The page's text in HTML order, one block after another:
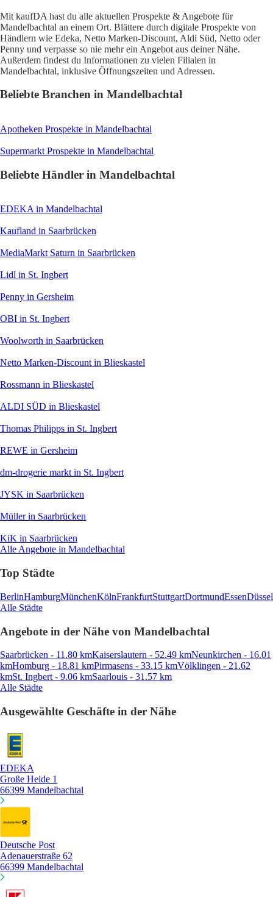
Mit kaufDA hast du alle aktuellen Prospekte & Angebote für
Mandelbachtal an einem Ort. Blättere durch digitale Prospekte von
Händlern wie Edeka, Netto Marken-Discount, Aldi Süd, Netto oder
Penny und verpasse so nie mehr ein Angebot aus deiner Nähe.
Außerdem findest du Informationen zu vielen Filialen in
Mandelbachtal, inklusive Öffnungszeiten und Adressen.
Beliebte Branchen in Mandelbachtal
Apotheken Prospekte in Mandelbachtal
Supermarkt Prospekte in Mandelbachtal
Beliebte Händler in Mandelbachtal
EDEKA in Mandelbachtal
Kaufland in Saarbrücken
MediaMarkt Saturn in Saarbrücken
Lidl in St. Ingbert
Penny in Gersheim
OBI in St. Ingbert
Woolworth in Saarbrücken
Netto Marken-Discount in Blieskastel
Rossmann in Blieskastel
ALDI SÜD in Blieskastel
Thomas Philipps in St. Ingbert
REWE in Gersheim
dm-drogerie markt in St. Ingbert
JYSK in Saarbrücken
Müllerin Saarbrücken
KiK in Saarbrücken
Alle Angebote in Mandelbachtal
Top Städte
BerlinHamburgMünchenKölnFrankfurtStuttgartDortmundEssen
Alle Städte
Angebote in der Nähe von Mandelbachtal
Saarbrücken - 11.80 kmKaiserslautern - 52.49 kmNeunkirchen - 16.01
kmHomburg - 18.81 kmPirmasens - 33.15 kmVölklingen - 21.62
kmSt. Ingbert - 9.06 kmSaarlouis - 31.57 km
Alle Städte
Ausgewählte Geschäfte in der Nähe
EDEKA
Große Heide 1
66399 Mandelbachtal
Deutsche Post
Adenauerstraße 62
66399 Mandelbachtal